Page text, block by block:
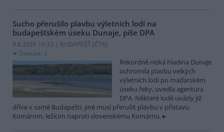
Sucho přerušilo plavbu výletních lodí na
budapešťském úseku Dunaje, píše DPA
9.8.2026 16:33 | BUDAPEŠŤ (ČTK)
Diskuse: 2
Rekordně nízká hladina Dunaje
ochromila plavbu velkých
výletních lodí po maďarském
úseku řeky, uvedla agentura
DPA. Některé lodě uvázly již
dříve v samé Budapešti, jiné musí přerušit plavbu v přístavu
Komárom, ležícím naproti slovenskému Komárnu.